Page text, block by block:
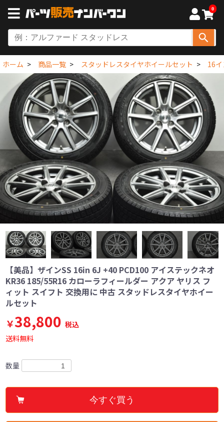
0
ホーム 商品一覧 スタッドレスタイヤホイールセット 16
【美品】ザインSS 16in 6J +40 PCD100 アイステックネオ
KR36 185/55R16 カローラフィールダー アクア ヤリス フ
ィット スイフト 交換用に 中古 スタッドレスタイヤホイー
ルセット
￥38,800 税込
送料無料
数量
今すぐ買う